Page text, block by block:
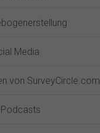
Media
von SurveyCircle.com